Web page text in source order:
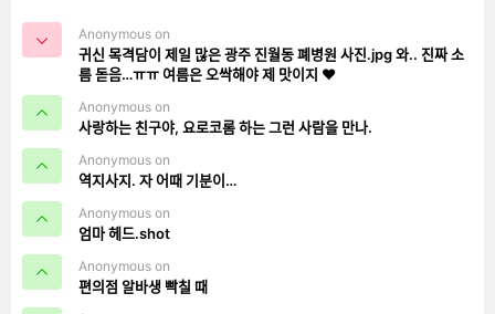
Anonymous on
귀신 목격담이 제일 많은 광주 진월동 폐병원 사진.jpg 와.. 진짜 소
름 돋음…ㅠㅠ 여름은 오싹해야 제 맛이지 ❤️
Anonymous on
사랑하는 친구야, 요로코롬 하는 그런 사람을 만나.
Anonymous on
역지사지. 자 어때 기분이…
Anonymous on
엄마 헤드.shot
Anonymous on
편의점 알바생 빡칠 때